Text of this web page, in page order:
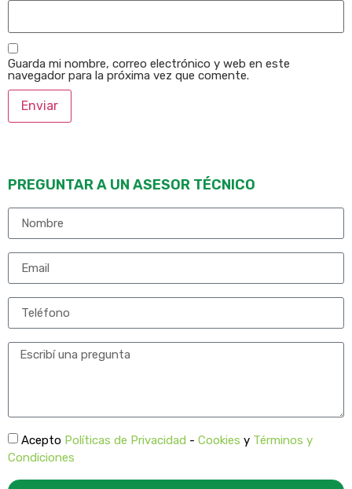
Guarda mi nombre, correo electrónico y web en este
navegador para la próxima vez que comente.
PREGUNTAR A UN ASESOR TÉCNICO
Acepto Políticas de Privacidad - Cookies y Términos y
Condiciones